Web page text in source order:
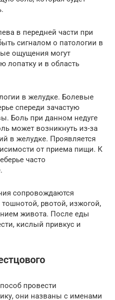
в передней части при
сигналом о патологии в
ощущения могут
лопатку и в область
в желудке. Болевые
спереди зачастую
Боль при данном недуге
может возникнуть из-за
в желудке. Проявляется
от приема пищи. К
часто
сопровождаются
рвотой, изжогой,
живота. После еды
кислый привкус и
провести
они названы с именами